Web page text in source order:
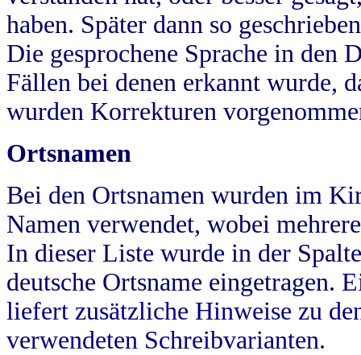
haben. Später dann so
Die gesprochene Sprache in
Fällen bei denen erkannt wurde,
wurden Korrekturen
Ortsnamen
Bei den Ortsnamen wurden im
Namen verwendet, wobei
In dieser Liste wurde in der
deutsche Ortsname eingetragen.
liefert zusätzliche Hinweise zu
verwendeten Schreibvarianten.